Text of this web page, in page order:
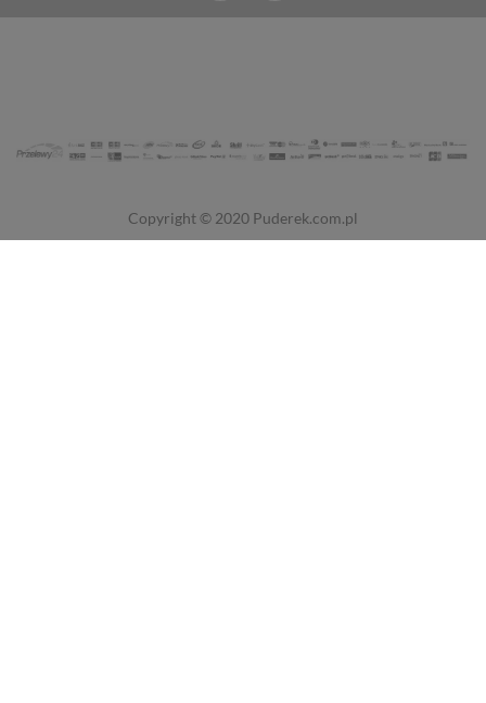
Copyright © 2020 Puderek.com.pl